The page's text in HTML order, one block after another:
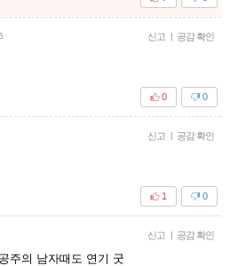
신고 | 공감 확인
0
0
신고 | 공감 확인
0
1
신고 | 공감 확인
주의 남자때도 연기 굿